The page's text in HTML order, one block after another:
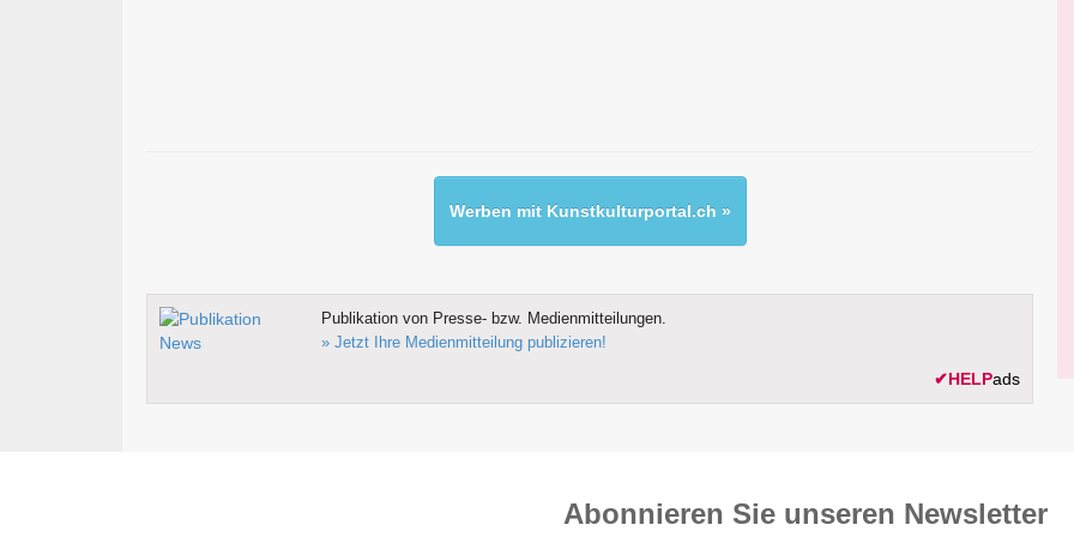
Werben mit Kunstkulturportal.ch »
Publikation von Presse- bzw. Medienmitteilungen.
» Jetzt Ihre Medienmitteilung publizieren!
✔HELPads
Abonnieren Sie unseren News­letter